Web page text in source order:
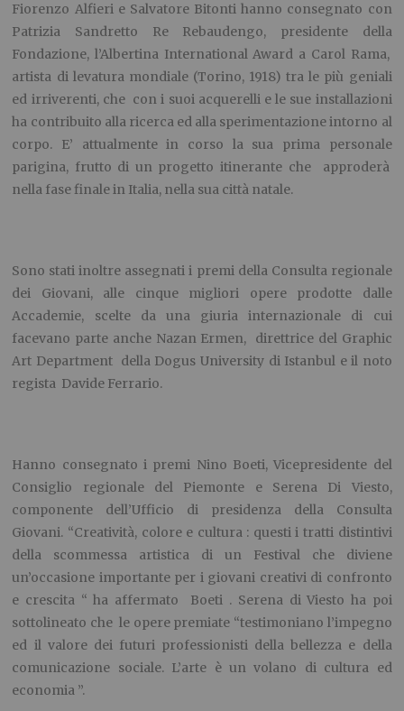
Fiorenzo Alfieri e Salvatore Bitonti hanno consegnato con
Patrizia Sandretto Re Rebaudengo, presidente della
Fondazione, l’Albertina International Award a Carol Rama,
artista di levatura mondiale (Torino, 1918) tra le più geniali
ed irriverenti, che con i suoi acquerelli e le sue installazioni
ha contribuito alla ricerca ed alla sperimentazione intorno al
corpo. E’ attualmente in corso la sua prima personale
parigina, frutto di un progetto itinerante che approderà
nella fase finale in Italia, nella sua città natale.
Sono stati inoltre assegnati i premi della Consulta regionale
dei Giovani, alle cinque migliori opere prodotte dalle
Accademie, scelte da una giuria internazionale di cui
facevano parte anche Nazan Ermen, direttrice del Graphic
Art Department della Dogus University di Istanbul e il noto
regista Davide Ferrario.
Hanno consegnato i premi Nino Boeti, Vicepresidente del
Consiglio regionale del Piemonte e Serena Di Viesto,
componente dell’Ufficio di presidenza della Consulta
Giovani. “Creatività, colore e cultura : questi i tratti distintivi
della scommessa artistica di un Festival che diviene
un’occasione importante per i giovani creativi di confronto
e crescita “ ha affermato Boeti . Serena di Viesto ha poi
sottolineato che le opere premiate “testimoniano l’impegno
ed il valore dei futuri professionisti della bellezza e della
comunicazione sociale. L’arte è un volano di cultura ed
economia ”.